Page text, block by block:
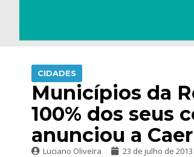
CIDADES
Municípios da
100% dos seus
anunciou a
Luciano Oliveira 23 de julho de 2013